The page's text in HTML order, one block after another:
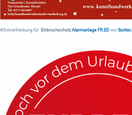
#OnlineWerbung für Einbruchschutz Alarmanlage FR.ED von Suritec